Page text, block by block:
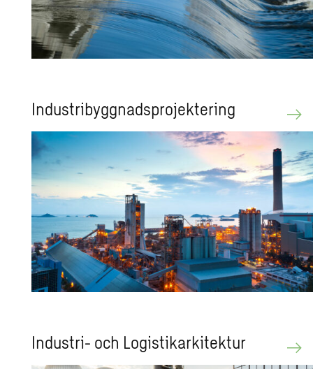
In­du­stri­bygg­nads­pro­jek­te­ring
In­du­stri- och Lo­gistikar­ki­tek­tur